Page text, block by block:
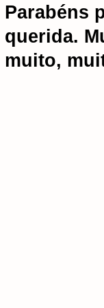
Parabéns
querida.
muito,